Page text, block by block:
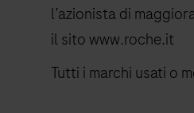
l’azionista di
il sito www.roche.it
Tutti i marchi usati o